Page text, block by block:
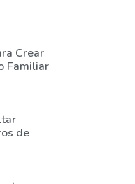
Crear
Familiar
de